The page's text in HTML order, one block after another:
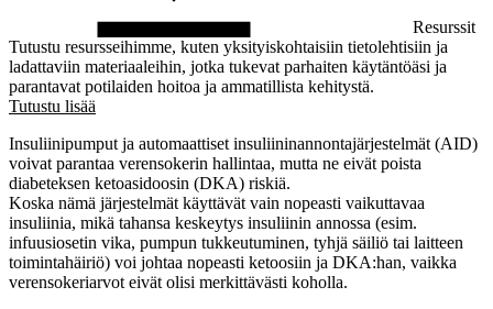
Resurssit
Tutustu resursseihimme, kuten yksityiskohtaisiin tietolehtisiin ja
ladattaviin materiaaleihin, jotka tukevat parhaiten käytäntöäsi ja
parantavat potilaiden hoitoa ja ammatillista kehitystä.
Tutustu lisää
Insuliinipumput ja automaattiset insuliininannontajärjestelmät (AID)
voivat parantaa verensokerin hallintaa, mutta ne eivät poista
diabeteksen ketoasidoosin (DKA) riskiä.
Koska nämä järjestelmät käyttävät vain nopeasti vaikuttavaa
insuliinia, mikä tahansa keskeytys insuliinin annossa (esim.
infuusiosetin vika, pumpun tukkeutuminen, tyhjä säiliö tai laitteen
toimintahäiriö) voi johtaa nopeasti ketoosiin ja DKA:han, vaikka
verensokeriarvot eivät olisi merkittävästi koholla.